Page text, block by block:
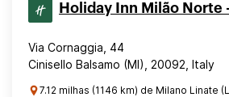
Holiday Inn Milão Norte
Via Cornaggia, 44
Cinisello Balsamo (MI), 20092, Italy
7.12 milhas (1146 km) de Milano Linate